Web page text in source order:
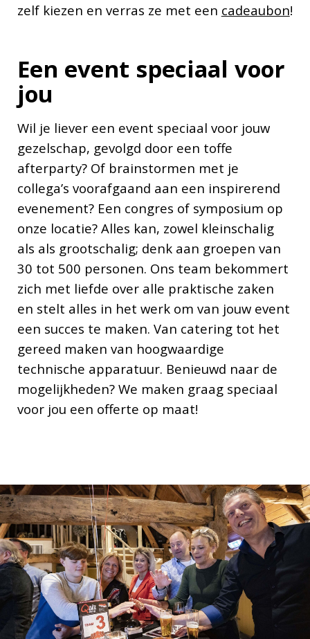
zelf kiezen en verras ze met een cadeaubon!
Een event speciaal voor
jou
Wil je liever een event speciaal voor jouw
gezelschap, gevolgd door een toffe
afterparty? Of brainstormen met je
collega’s voorafgaand aan een inspirerend
evenement? Een congres of symposium op
onze locatie? Alles kan, zowel kleinschalig
als als grootschalig; denk aan groepen van
30 tot 500 personen. Ons team bekommert
zich met liefde over alle praktische zaken
en stelt alles in het werk om van jouw event
een succes te maken. Van catering tot het
gereed maken van hoogwaardige
technische apparatuur. Benieuwd naar de
mogelijkheden? We maken graag speciaal
voor jou een offerte op maat!